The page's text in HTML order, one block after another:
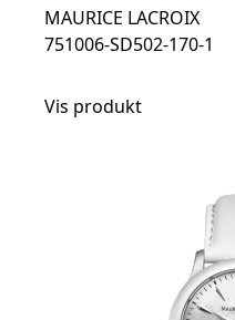
MAURICE LACROIX
751006-SD502-170-1
Vis produkt